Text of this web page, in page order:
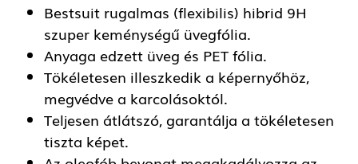
Bestsuit rugalmas (flexibilis) hibrid 9H
szuper keménységű üvegfólia.
Anyaga edzett üveg és PET fólia.
Tökéletesen illeszkedik a képernyőhöz,
megvédve a karcolásoktól.
Teljesen átlátszó, garantálja a tökéletesen
tiszta képet.